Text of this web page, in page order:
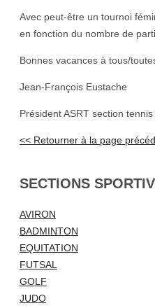
Avec peut-être un tournoi
en fonction du nombre de
Bonnes vacances à tous/
Jean-François Eustache
Président ASRT section tennis
<< Retourner à la page
SECTIONS
AVIRON
BADMINTON
EQUITATION
FUTSAL
GOLF
JUDO